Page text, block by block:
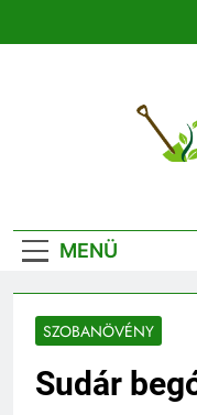
MENÜ
SZOBANÖVÉNY
Sudár